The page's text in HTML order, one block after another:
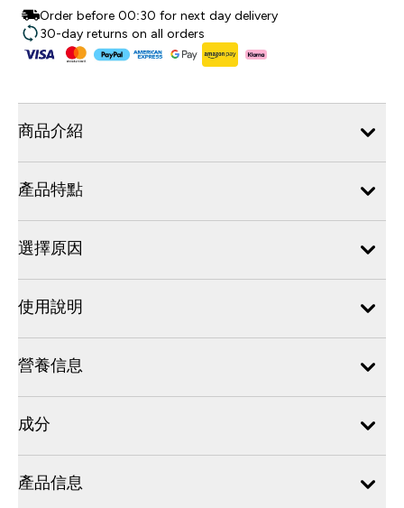
Order before 00:30 for next day delivery
30-day returns on all orders
商品介紹
產品特點
選擇原因
使用說明
營養信息
成分
產品信息